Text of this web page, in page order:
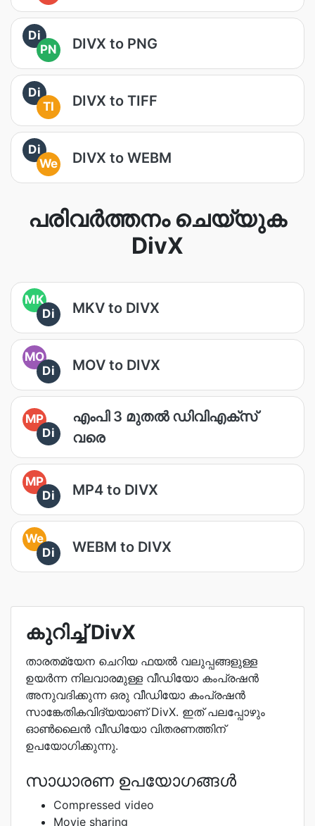
Di
PN
DIVX to PNG
Di
TI
DIVX to TIFF
Di
We
DIVX to WEBM
പരിവർത്തനം ചെയ്യുക
DivX
MK
Di
MKV to DIVX
MO
Di
MOV to DIVX
MP
Di
എം‌പി 3 മുതൽ ഡി‌വി‌എക്സ്
വരെ
MP
Di
MP4 to DIVX
We
Di
WEBM to DIVX
കുറിച്ച് DivX
താരതമ്യേന ചെറിയ ഫയൽ വലുപ്പങ്ങളുള്ള
ഉയർന്ന നിലവാരമുള്ള വീഡിയോ കംപ്രഷൻ
അനുവദിക്കുന്ന ഒരു വീഡിയോ കംപ്രഷൻ
സാങ്കേതികവിദ്യയാണ് DivX. ഇത് പലപ്പോഴും
ഓൺലൈൻ വീഡിയോ വിതരണത്തിന്
ഉപയോഗിക്കുന്നു.
സാധാരണ ഉപയോഗങ്ങൾ
Compressed video
Movie sharing